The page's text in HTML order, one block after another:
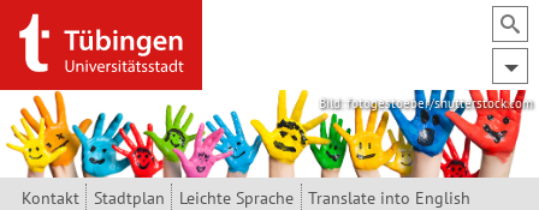
Direkt zum Inhalt
Bild: fotogestoeber/shutterstock.com
Kontakt Stadtplan Leichte Sprache Translate into English